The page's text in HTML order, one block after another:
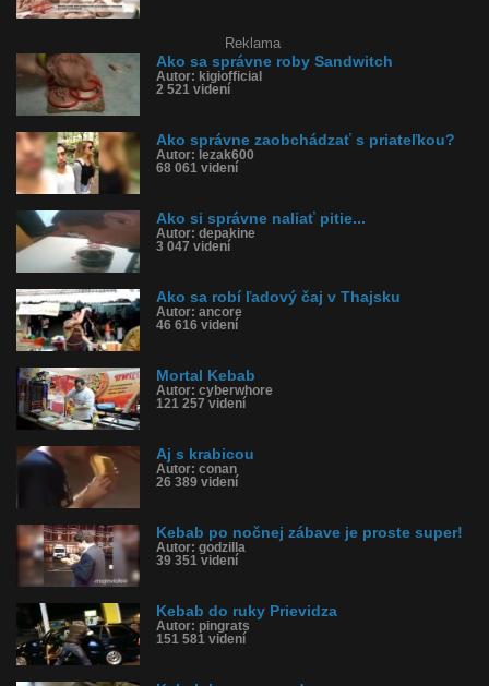
Reklama
Ako sa správne roby Sandwitch
Autor: kigiofficial
2 521 videní
Ako správne zaobchádzať s priateľkou?
Autor: lezak600
68 061 videní
Ako si správne naliať pitie...
Autor: depakine
3 047 videní
Ako sa robí ľadový čaj v Thajsku
Autor: ancore
46 616 videní
Mortal Kebab
Autor: cyberwhore
121 257 videní
Aj s krabicou
Autor: conan
26 389 videní
Kebab po nočnej zábave je proste super!
Autor: godzilla
39 351 videní
Kebab do ruky Prievidza
Autor: pingrats
151 581 videní